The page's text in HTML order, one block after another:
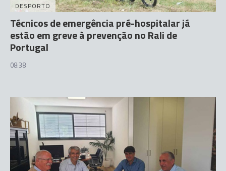
DESPORTO
Técnicos de emergência pré-hospitalar já
estão em greve à prevenção no Rali de
Portugal
08:38